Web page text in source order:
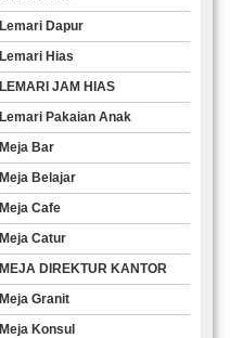
Lemari Dapur
Lemari Hias
LEMARI JAM HIAS
Lemari Pakaian Anak
Meja Bar
Meja Belajar
Meja Cafe
Meja Catur
MEJA DIREKTUR KANTOR
Meja Granit
Meja Konsul